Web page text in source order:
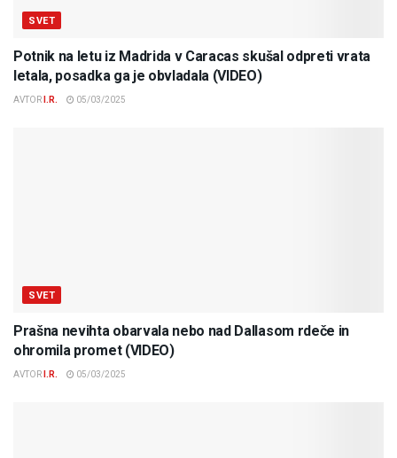
SVET
Potnik na letu iz Madrida v Caracas skušal odpreti vrata
letala, posadka ga je obvladala (VIDEO)
AVTOR I.R. 05/03/2025
SVET
Prašna nevihta obarvala nebo nad Dallasom rdeče in
ohromila promet (VIDEO)
AVTOR I.R. 05/03/2025